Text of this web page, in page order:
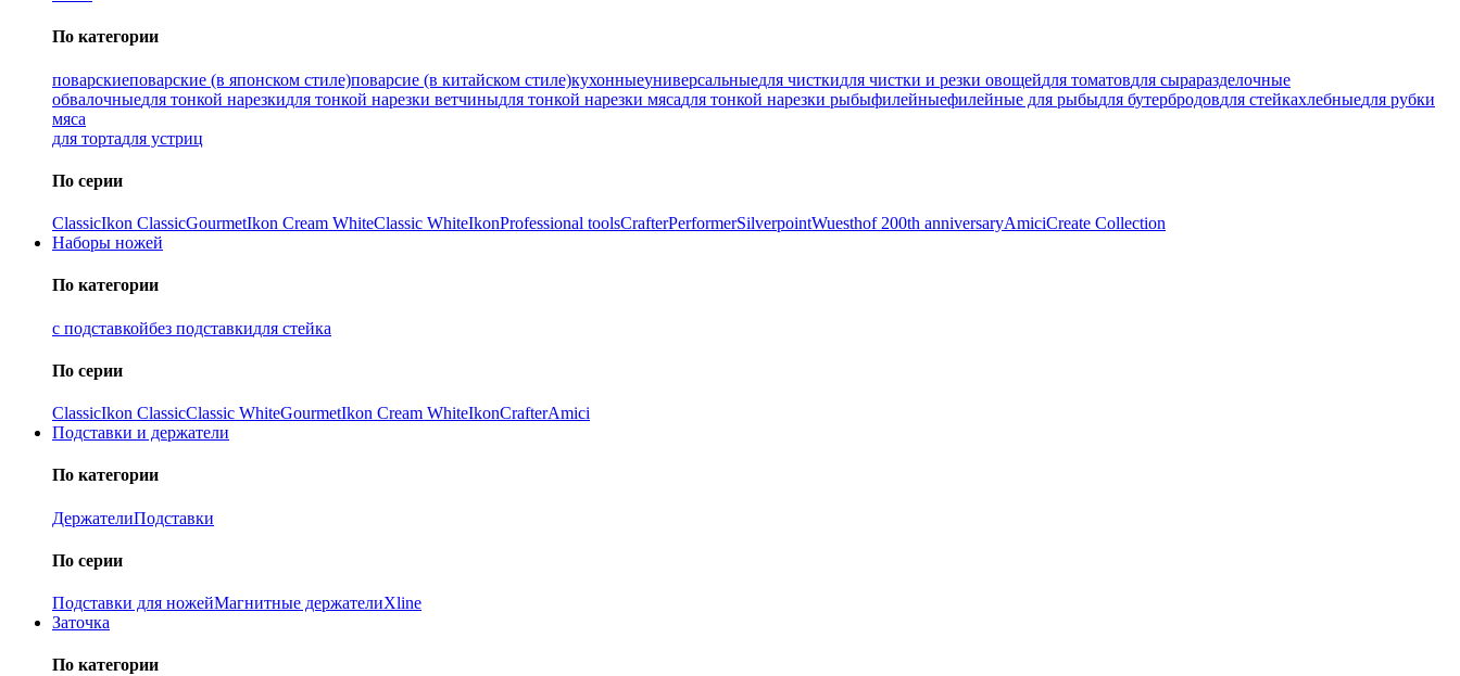
По категории
поварскиеповарские (в японском стиле)поварсие (в китайском стиле)кухонныеуниверсальныедля чисткидля чистки и резки овощейдля томатовдля сыраразделочные
обвалочныедля тонкой нарезкидля тонкой нарезки ветчиныдля тонкой нарезки мясадля тонкой нарезки рыбыфилейныефилейные для рыбыдля бутербродовдля стейкахлебныедля рубки
мяса
для тортадля устриц
По серии
ClassicIkon ClassiсGourmetIkon Cream WhiteClassic WhiteIkonProfessional toolsCrafterPerformerSilverpointWuesthof 200th anniversaryAmiciCreate Collection
Наборы ножей
По категории
с подставкойбез подставкидля стейка
По серии
ClassicIkon ClassiсClassic WhiteGourmetIkon Cream WhiteIkonCrafterAmici
Подставки и держатели
По категории
ДержателиПодставки
По серии
Подставки для ножейМагнитные держателиXline
Заточка
По категории